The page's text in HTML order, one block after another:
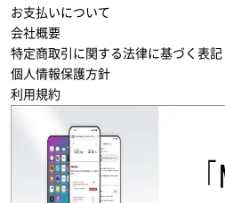
お支払いについて
会社概要
特定商取引に関する法律に基づく表記
個人情報保護方針
利用規約